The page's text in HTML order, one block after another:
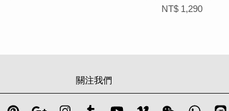
NT$ 1,290
關注我們